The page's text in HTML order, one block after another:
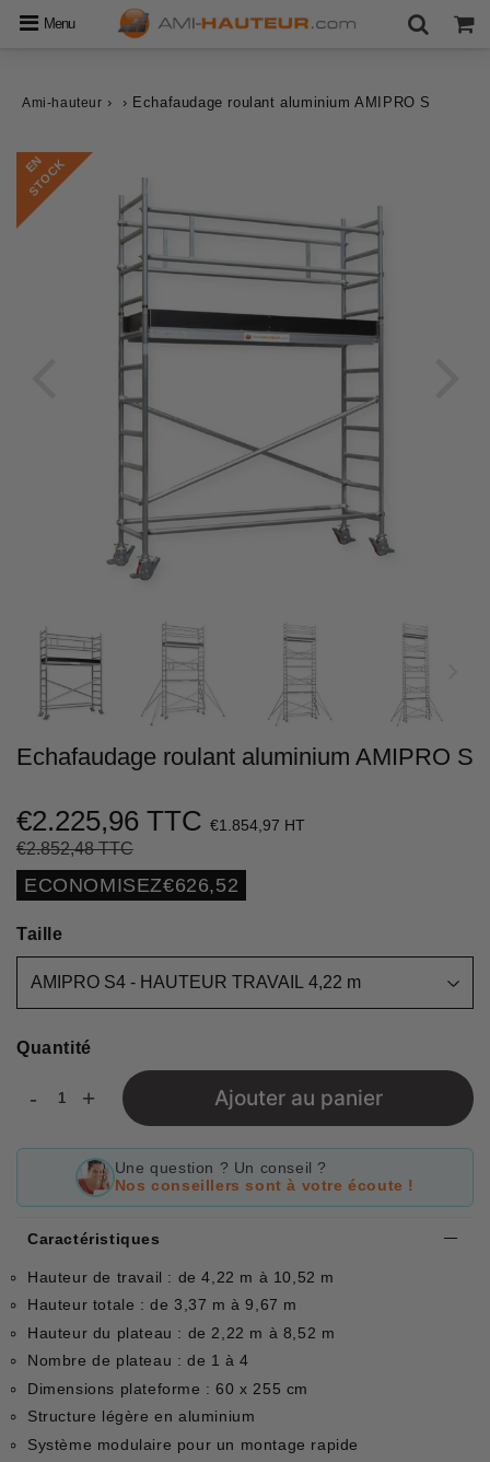
Menu
Ami-hauteur › › Echafaudage roulant aluminium AMIPRO S
E
N
S
T
O
C
K
Echafaudage roulant aluminium AMIPRO S
€2.225,96 TTC €1.854,97 HT
€2.852,48 TTC
régulier
réduit
Unit
price
ECONOMISEZ€626,52
Taille
Quantité
- + Ajouter au panier
Une question ? Un conseil ?
Nos conseillers sont à votre écoute !
Caractéristiques
Hauteur de travail : de 4,22 m à 10,52 m
Hauteur totale : de 3,37 m à 9,67 m
Hauteur du plateau : de 2,22 m à 8,52 m
Nombre de plateau : de 1 à 4
Dimensions plateforme : 60 x 255 cm
Structure légère en aluminium
Système modulaire pour un montage rapide